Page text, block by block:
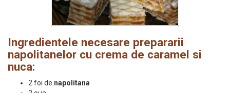
Ingredientele necesare prepararii
napolitanelor cu crema de caramel si
nuca:
2 foi de napolitana